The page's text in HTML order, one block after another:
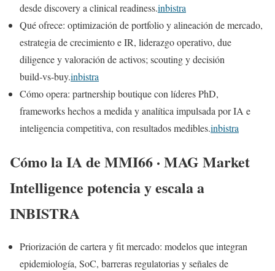
desde discovery a clinical readiness.inbistra
Qué ofrece: optimización de portfolio y alineación de mercado,
estrategia de crecimiento e IR, liderazgo operativo, due
diligence y valoración de activos; scouting y decisión
build‑vs‑buy.inbistra
Cómo opera: partnership boutique con líderes PhD,
frameworks hechos a medida y analítica impulsada por IA e
inteligencia competitiva, con resultados medibles.inbistra
Cómo la IA de MMI66 · MAG Market
Intelligence potencia y escala a
INBISTRA
Priorización de cartera y fit mercado: modelos que integran
epidemiología, SoC, barreras regulatorias y señales de